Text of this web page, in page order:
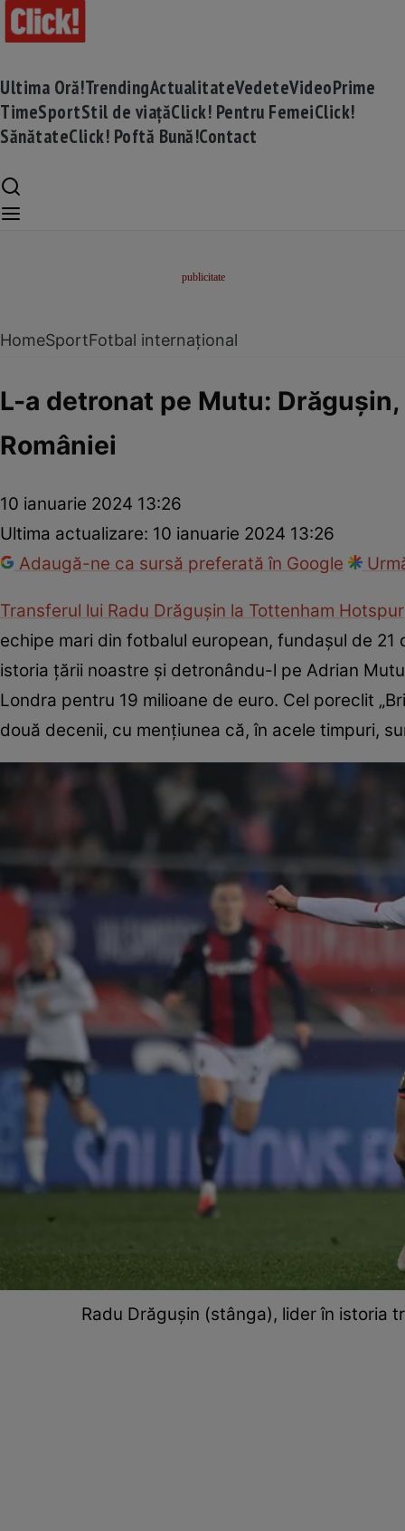
Ultima Oră!TrendingActualitateVedeteVideoPrime
TimeSportStil de viațăClick! Pentru FemeiClick!
SănătateClick! Poftă Bună!Contact
HomeSportFotbal internațional
L-a detronat pe Mutu:
României
10 ianuarie 2024 13:26
Ultima actualizare: 10 ianuarie 2024 13:26
Adaugă-ne ca sursă preferată în Google
Transferul lui Radu Drăgușin la Tottenham Hotspur
echipe mari din fotbalul european, fundașul de
istoria țării noastre și detronându-l pe Adrian
Londra pentru 19 milioane de euro. Cel poreclit
două decenii, cu mențiunea că, în acele timpuri,
Radu Drăgușin (stânga), lider în istoria